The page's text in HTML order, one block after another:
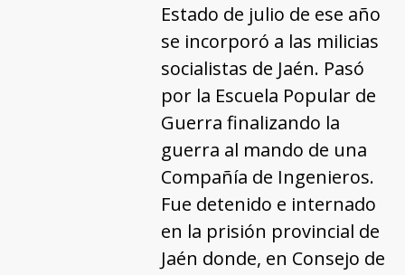
Estado de julio de ese año
se incorporó a las milicias
socialistas de Jaén. Pasó
por la Escuela Popular de
Guerra finalizando la
guerra al mando de una
Compañía de Ingenieros.
Fue detenido e internado
en la prisión provincial de
Jaén donde, en Consejo de